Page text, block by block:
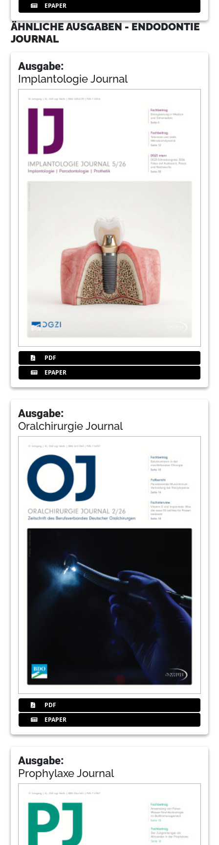
EPAPER
ÄHNLICHE AUSGABEN - ENDODONTIE
JOURNAL
Ausgabe:
Implantologie Journal
PDF
EPAPER
Ausgabe:
Oralchirurgie Journal
PDF
EPAPER
Ausgabe:
Prophylaxe Journal